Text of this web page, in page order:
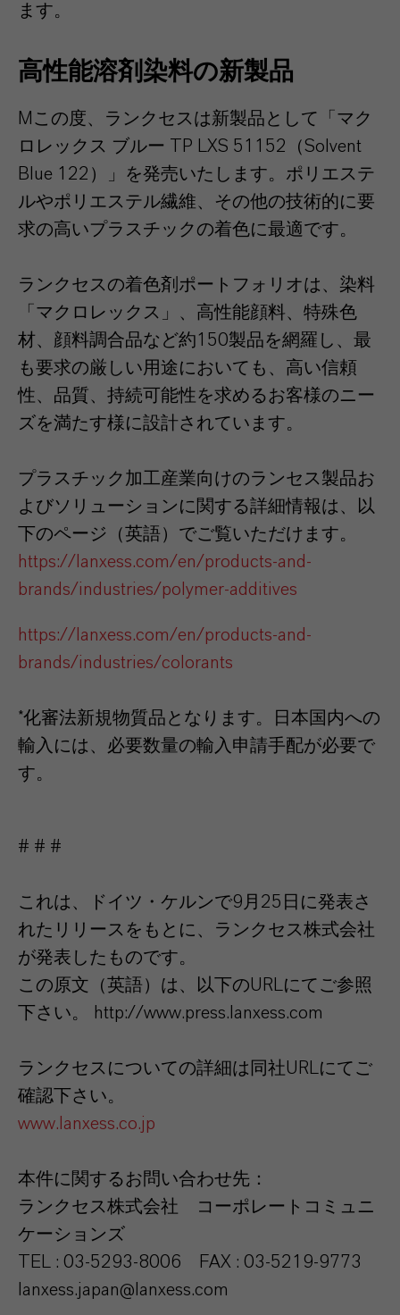
ます。
高性能溶剤染料の新製品
Mこの度、ランクセスは新製品として「マク
ロレックス ブルー TP LXS 51152（Solvent
Blue 122）」を発売いたします。ポリエステ
ルやポリエステル繊維、その他の技術的に要
求の高いプラスチックの着色に最適です。
ランクセスの着色剤ポートフォリオは、染料
「マクロレックス」、高性能顔料、特殊色
材、顔料調合品など約150製品を網羅し、最
も要求の厳しい用途においても、高い信頼
性、品質、持続可能性を求めるお客様のニー
ズを満たす様に設計されています。
プラスチック加工産業向けのランセス製品お
よびソリューションに関する詳細情報は、以
下のページ（英語）でご覧いただけます。
https://lanxess.com/en/products-and-
brands/industries/polymer-additives
https://lanxess.com/en/products-and-
brands/industries/colorants
*化審法新規物質品となります。日本国内への
輸入には、必要数量の輸入申請手配が必要で
す。
# # #
これは、ドイツ・ケルンで9月25日に発表さ
れたリリースをもとに、ランクセス株式会社
が発表したものです。
この原文（英語）は、以下のURLにてご参照
下さい。 http://www.press.lanxess.com
ランクセスについての詳細は同社URLにてご
確認下さい。
www.lanxess.co.jp
本件に関するお問い合わせ先：
ランクセス株式会社 コーポレートコミュニ
ケーションズ
TEL : 03-5293-8006 FAX : 03-5219-9773
lanxess.japan@lanxess.com